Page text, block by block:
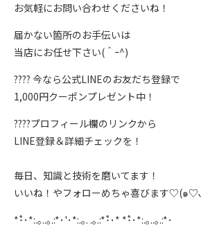
お気軽にお問い合わせくださいね！
届かない箇所のお手伝いは
当店にお任せ下さい(＾ｰ^)
???? 今なら公式LINEのお友だち登録で
1,000円クーポンプレゼント中！
????プロフィール欄のリンクから
LINE登録＆詳細チェックを！
⁡毎日、知識と技術を磨いてます！
いいね！やフォローめちゃ喜びます♡(๑
*･゚゚･*:.｡..｡.:*･'･*:.｡. .｡.:*･゚゚･* *･゚゚･*:.｡..｡.:*･